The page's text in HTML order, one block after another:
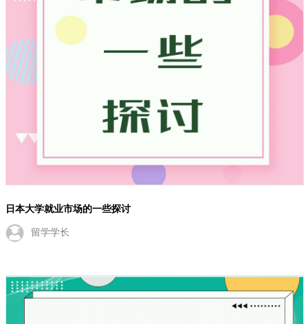
日本大学就业市场的一些探讨
留学学长